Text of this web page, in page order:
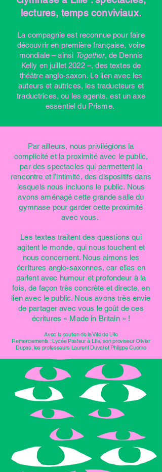
lectures, temps conviviaux.
La compagnie est reconnue pour faire
découvrir en première française, voire
mondiale – ainsi Together, de Dennis
Kelly en juillet 2022 –, des textes de
théâtre anglo-saxon. Le lien avec les
auteurs et autrices, les traducteurs et
traductrices, ou les agents, est un axe
essentiel du Prisme.
Par ailleurs, nous privilégions la
complicité et la proximité avec le public,
par des spectacles qui permettent la
rencontre et l’intimité, des dispositifs dans
lesquels nous incluons le public. Nous
avons aménagé cette grande salle du
gymnase pour garder cette proximité
avec vous.
Les textes traitent des questions qui
agitent le monde, qui nous touchent et
nous concernent. Nous aimons les
écritures anglo-saxonnes, car elles en
parlent avec humour et profondeur à la
fois, de façon très concrète et directe, en
lien avec le public. Nous avons très envie
de partager avec vous le goût de ces
écritures « Made in Britain » !
Avec le soutien de la Ville de Lille
Remerciements : Lycée Pasteur à Lille, son proviseur Olivier
Dupas, les professeurs Laurent Duval et Philippe Cuomo